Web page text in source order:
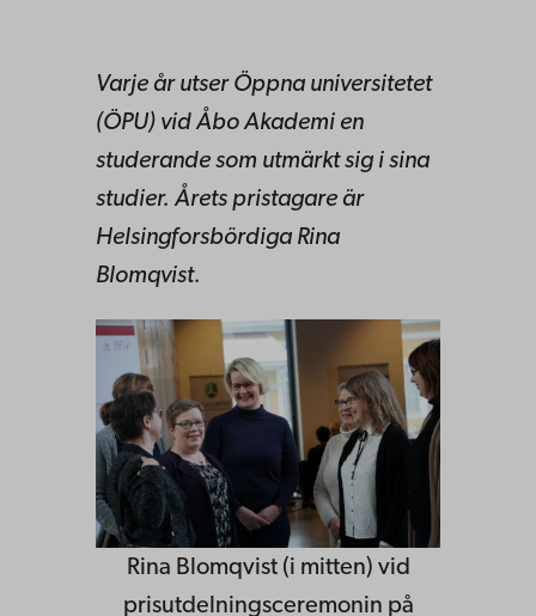
Varje år utser Öppna universitetet
(ÖPU) vid Åbo Akademi en
studerande som utmärkt sig i sina
studier. Årets pristagare är
Helsingforsbördiga Rina
Blomqvist.
Rina Blomqvist (i mitten) vid
prisutdelningsceremonin på